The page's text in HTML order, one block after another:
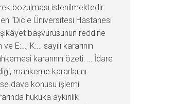
bozulması istenilmektedir.
“Dicle Üniversitesi Hastanesi
başvurusunun reddine
E:…, K:… sayılı kararının
kararının özeti: … İdare
mahkeme kararlarını
dava konusu işlemi
hukuka aykırılık